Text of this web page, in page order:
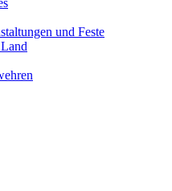
und Feste